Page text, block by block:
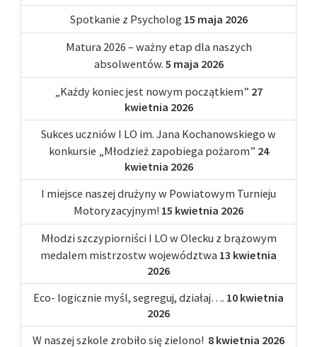
Spotkanie z Psycholog 15 maja 2026
Matura 2026 – ważny etap dla naszych
absolwentów. 5 maja 2026
„Każdy koniec jest nowym początkiem” 27
kwietnia 2026
Sukces uczniów I LO im. Jana Kochanowskiego w
konkursie „Młodzież zapobiega pożarom” 24
kwietnia 2026
I miejsce naszej drużyny w Powiatowym Turnieju
Motoryzacyjnym! 15 kwietnia 2026
Młodzi szczypiorniści I LO w Olecku z brązowym
medalem mistrzostw województwa 13 kwietnia
2026
Eco- logicznie myśl, segreguj, działaj…. 10 kwietnia
2026
W naszej szkole zrobiło się zielono! 8 kwietnia 2026